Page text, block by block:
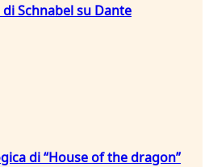
Schnabel su Dante
di “House of the dragon”